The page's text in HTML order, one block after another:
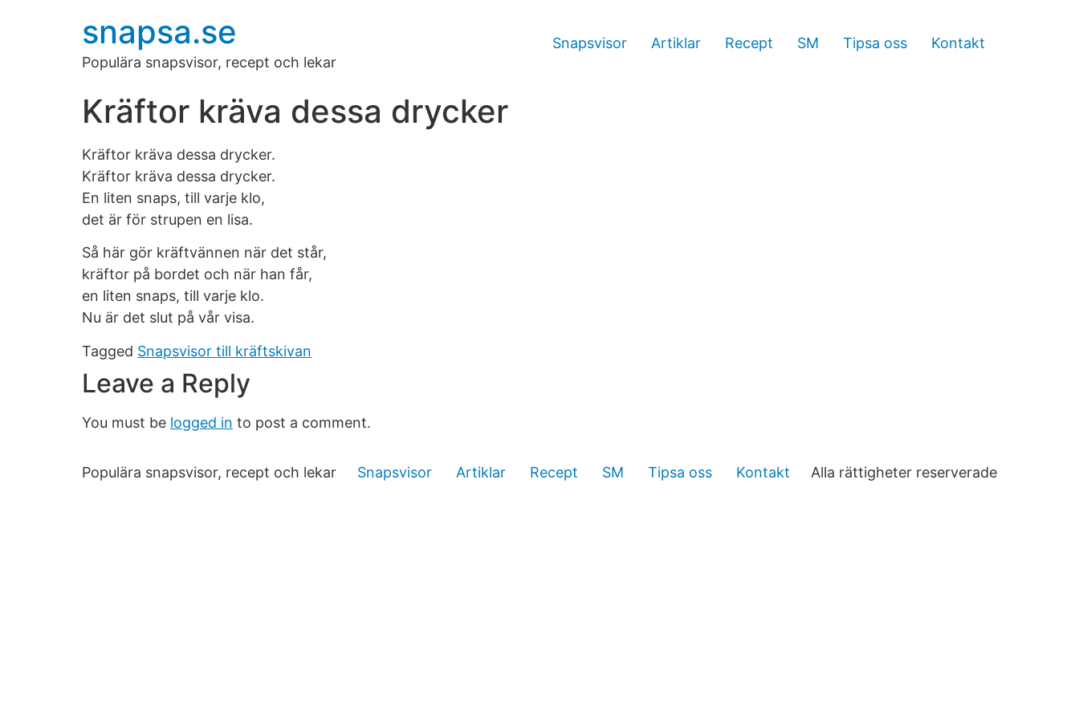
snapsa.se
Populära snapsvisor, recept och lekar
Snapsvisor Artiklar Recept SM Tipsa oss Kontakt
Kräftor kräva dessa drycker
Kräftor kräva dessa drycker.
Kräftor kräva dessa drycker.
En liten snaps, till varje klo,
det är för strupen en lisa.
Så här gör kräftvännen när det står,
kräftor på bordet och när han får,
en liten snaps, till varje klo.
Nu är det slut på vår visa.
Tagged Snapsvisor till kräftskivan
Leave a Reply
You must be logged in to post a comment.
Populära snapsvisor, recept och lekar Snapsvisor Artiklar Recept SM Tipsa oss Kontakt Alla rättigheter reserverade